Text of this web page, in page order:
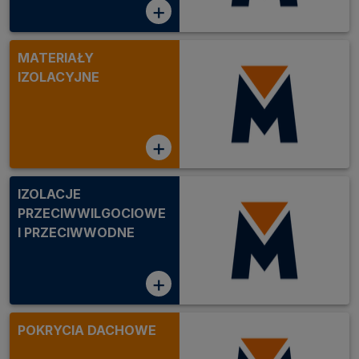
+
MATERIAŁY
IZOLACYJNE
+
IZOLACJE
PRZECIWWILGOCIOWE
I PRZECIWWODNE
+
POKRYCIA DACHOWE